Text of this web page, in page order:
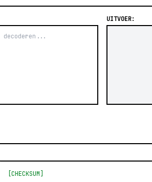
UITVOER:
[CHECKSUM]